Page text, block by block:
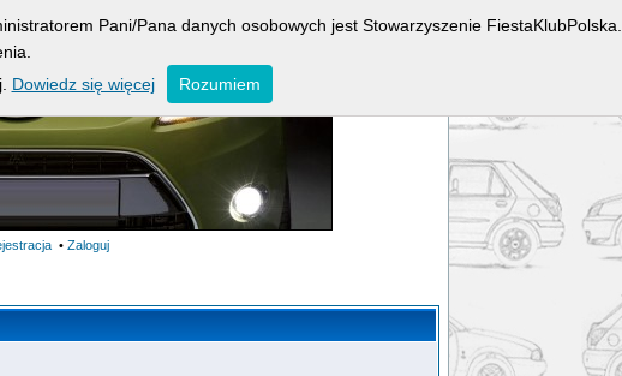
• Zaloguj
Pani/Pana danych osobowych jest Stowarzyszenie FiestaKlubPolska.
Dowiedz się więcej Rozumiem